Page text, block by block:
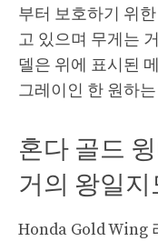
부터 보호하기 위
고 있으며 무게는
델은 위에 표시된
그레이인 한 원하
혼다 골드 윙
거의 왕일
Honda Gold Wing